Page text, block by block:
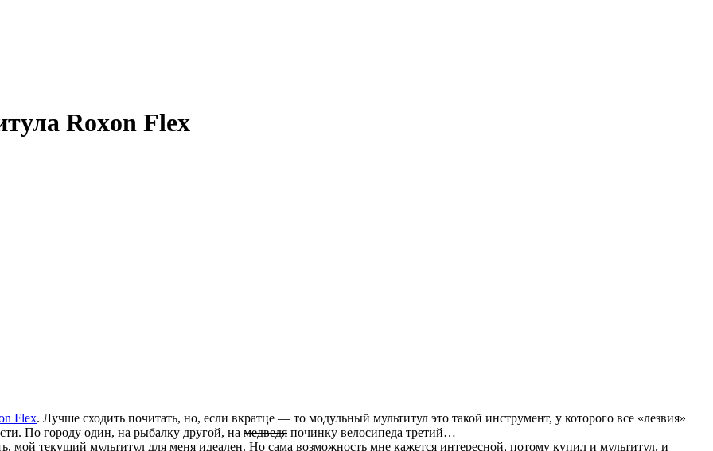
Roxon Flex
Flex. Лучше сходить почитать, но, если вкратце — то модульный мультитул это такой инструмент, у которого все «лезвия»
По городу один, на рыбалку другой, на медведя починку велосипеда третий…
мой текущий мультитул для меня идеален. Но сама возможность мне кажется интересной, потому купил и мультитул, и